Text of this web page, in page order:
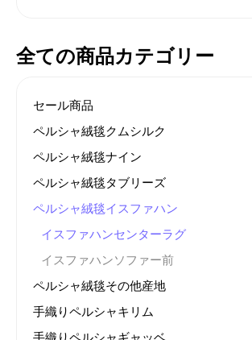
全ての商品カテゴリー
セール商品
ペルシャ絨毯クムシルク
ペルシャ絨毯ナイン
ペルシャ絨毯タブリーズ
ペルシャ絨毯イスファハン
イスファハンセンターラグ
イスファハンソファー前
ペルシャ絨毯その他産地
手織りペルシャキリム
手織りペルシャギャッベ